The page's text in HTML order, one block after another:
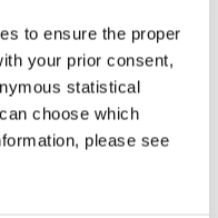
to ensure the proper
your prior consent,
statistical
choose which
please see